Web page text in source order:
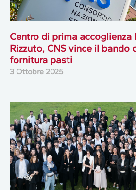
Centro di prima accoglienza
Rizzuto, CNS vince il bando
fornitura pasti
3 Ottobre 2025